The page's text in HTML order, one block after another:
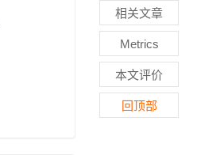
相关文章
Metrics
本文评价
回顶部